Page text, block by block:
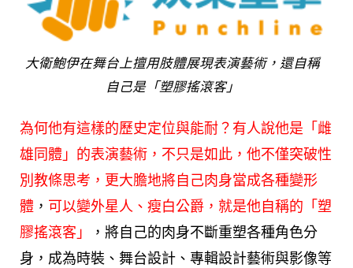
大衛鮑伊在舞台上擅用肢體展現表演藝術，還自稱
自己是「塑膠搖滾客」
為何他有這樣的歷史定位與能耐？有人說他是「雌
雄同體」的表演藝術，不只是如此，他不僅突破性
別教條思考，更大膽地將自己肉身當成各種變形
體 ， 可以變外星人、瘦白公爵，就是他自稱的「塑
膠搖滾客」
，將自己的肉身不斷重塑各種角色分
身，成為時裝、舞台設計、專輯設計藝術與影像等